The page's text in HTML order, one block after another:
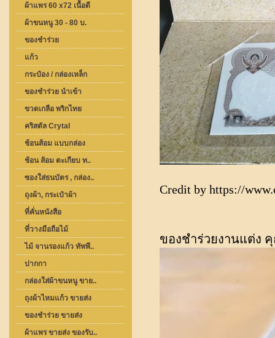
ผ้าแพร 60 x72 เนื้อดี
ผ้าขนหนู 30 - 80 บ.
ของชำร่วย
แก้ว
กระป๋อง / กล่องเหล็ก
ของชำร่วย นำเข้า
ขวดเกลือ พริกไทย
คริสตัล Crytal
ช้อนส้อม แบบกล่อง
ช้อน ส้อม ตะเกียบ ท..
ซองใส่ธนบัตร , กล่อง..
ถุงผ้า, กระเป๋าผ้า
ที่คั่นหนังสือ
ที่วางมือถือไม้
ไม้ จานรองแก้ว ทัพพี..
ปากกา
กล่องใส่ผ้าขนหนู ขาย..
ถุงผ้าไหมแก้ว ขายส่ง
ของชำร่วย ขายส่ง
ผ้าแพร ขายส่ง ของรับ..
Credit by https://
ของชำร่วยงานแต่ง